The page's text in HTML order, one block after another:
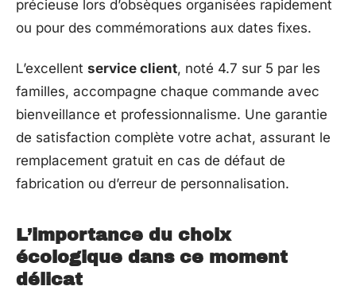
précieuse lors d’obsèques organisées rapidement
ou pour des commémorations aux dates fixes.
L’excellent service client, noté 4.7 sur 5 par les
familles, accompagne chaque commande avec
bienveillance et professionnalisme. Une garantie
de satisfaction complète votre achat, assurant le
remplacement gratuit en cas de défaut de
fabrication ou d’erreur de personnalisation.
L’importance du choix
écologique dans ce moment
délicat